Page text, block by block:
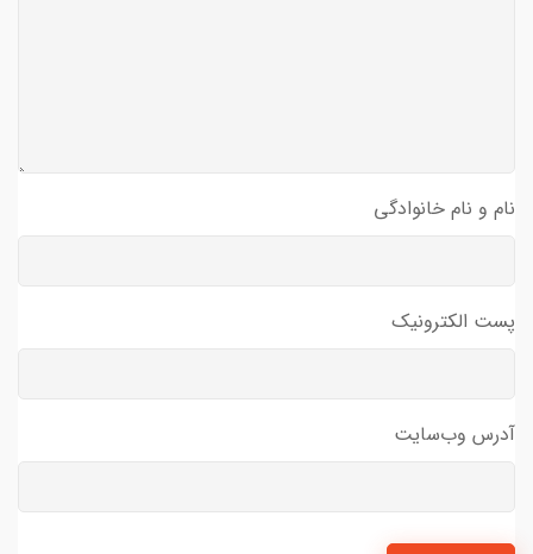
نام و نام خانوادگی
پست الکترونیک
آدرس وب‌سایت